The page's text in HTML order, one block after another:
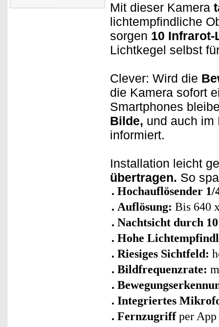
Mit dieser Kamera
lichtempfindliche
sorgen 10 Infrarot-
Lichtkegel selbst
Clever: Wird die
die Kamera sofort
Smartphones
Bilde, und auch im
informiert.
Installation leicht
übertragen. So
Hochauflösender
Auflösung: Bis 640
Nachtsicht durch
Hohe
Riesiges Sichtfeld:
Bildfrequenzrate:
Integriertes
Fernzugriffper